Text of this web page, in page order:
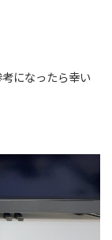
になったら幸い